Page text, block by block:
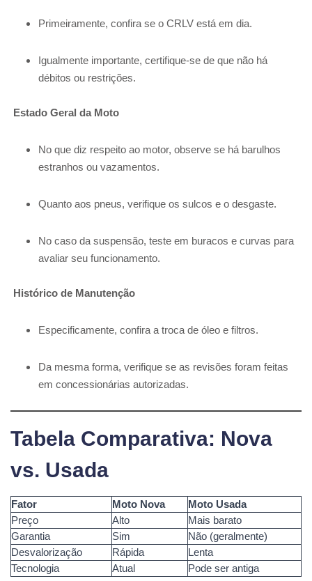
Primeiramente, confira se o CRLV está em dia.
Igualmente importante, certifique-se de que não há
débitos ou restrições.
Estado Geral da Moto
No que diz respeito ao motor, observe se há barulhos
estranhos ou vazamentos.
Quanto aos pneus, verifique os sulcos e o desgaste.
No caso da suspensão, teste em buracos e curvas para
avaliar seu funcionamento.
Histórico de Manutenção
Especificamente, confira a troca de óleo e filtros.
Da mesma forma, verifique se as revisões foram feitas
em concessionárias autorizadas.
Tabela Comparativa: Nova
vs. Usada
Fator Moto Nova
Moto Usada
Preço
Alto
Mais barato
Garantia
Sim
Não (geralmente)
Desvalorização
Rápida
Lenta
Tecnologia
Atual Pode ser antiga